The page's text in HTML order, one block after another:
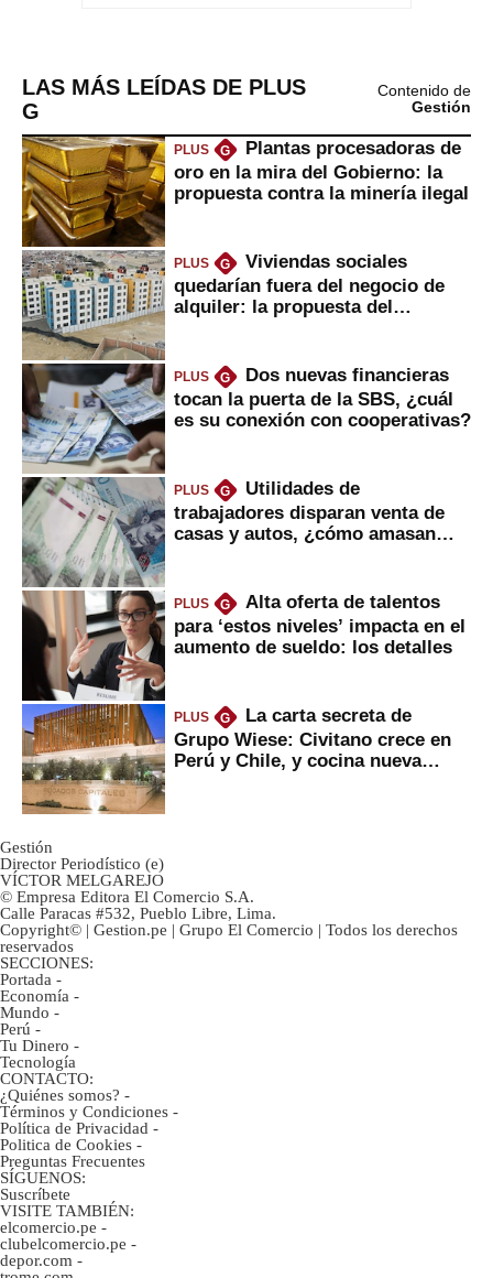
LAS MÁS LEÍDAS DE PLUS
G
Contenido de
Gestión
PLUS G
Plantas procesadoras de
oro en la mira del Gobierno: la
propuesta contra la minería ilegal
PLUS G
Viviendas sociales
quedarían fuera del negocio de
alquiler: la propuesta del
PLUS G
Dos nuevas financieras
tocan la puerta de la SBS, ¿cuál
es su conexión con cooperativas?
PLUS G
Utilidades de
trabajadores disparan venta de
casas y autos, ¿cómo amasan
PLUS G
Alta oferta de talentos
para ‘estos niveles’ impacta en el
aumento de sueldo: los detalles
PLUS G
La carta secreta de
Grupo Wiese: Civitano crece en
Perú y Chile, y cocina nueva
Gestión
Director Periodístico (e)
VÍCTOR MELGAREJO
© Empresa Editora El Comercio S.A.
Calle Paracas #532, Pueblo Libre, Lima.
Copyright© | Gestion.pe | Grupo El Comercio | Todos los derechos
reservados
SECCIONES:
Portada -
Economía -
Mundo -
Perú -
Tu Dinero -
Tecnología
CONTACTO:
¿Quiénes somos? -
Términos y Condiciones -
Política de Privacidad -
Politica de Cookies -
Preguntas Frecuentes
SÍGUENOS:
Suscríbete
VISITE TAMBIÉN:
elcomercio.pe -
clubelcomercio.pe -
depor.com -